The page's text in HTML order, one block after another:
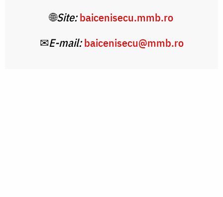
🌐Site: baicenisecu.mmb.ro
✉E-mail: baicenisecu@mmb.ro